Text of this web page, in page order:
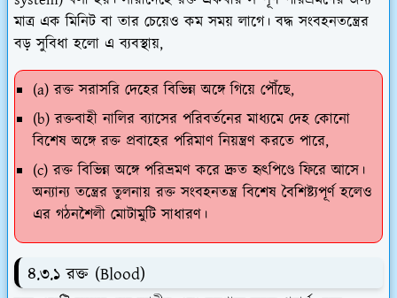
মাত্র এক মিনিট বা তার চেয়েও কম সময় লাগে। বদ্ধ সংবহনতন্ত্রের
বড় সুবিধা হলো এ ব্যবস্থায়,
(a) রক্ত সরাসরি দেহের বিভিন্ন অঙ্গে গিয়ে পৌঁছে,
(b) রক্তবাহী নালির ব্যাসের পরিবর্তনের মাধ্যমে দেহ কোনো
বিশেষ অঙ্গে রক্ত প্রবাহের পরিমাণ নিয়ন্ত্রণ করতে পারে,
(c) রক্ত বিভিন্ন অঙ্গে পরিভ্রমণ করে দ্রুত হৃৎপিণ্ডে ফিরে আসে।
অন্যান্য তন্ত্রের তুলনায় রক্ত সংবহনতন্ত্র বিশেষ বৈশিষ্ট্যপূর্ণ হলেও
এর গঠনশৈলী মোটামুটি সাধারণ।
৪.৩.১ রক্ত (Blood)